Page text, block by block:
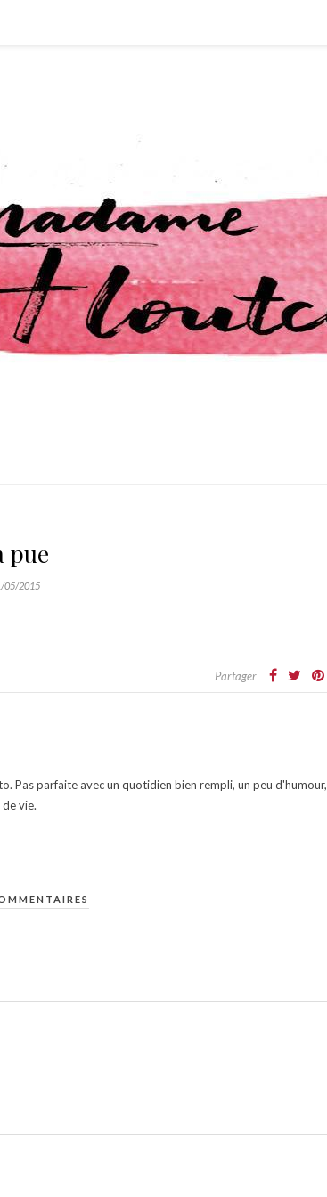
pue
05/2015
Partager
Pas parfaite avec un quotidien bien rempli, un peu d'humour,
vie.